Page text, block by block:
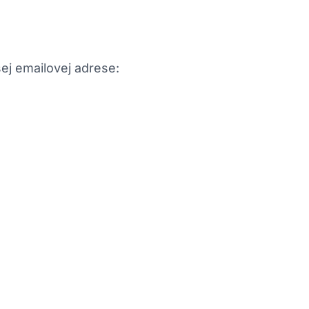
emailovej adrese: